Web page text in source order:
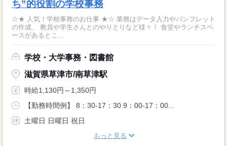
ち”的役割の学校事務
☆★ 人気！学校事務のお仕事 ★☆ 業務はデータ入力やパンフレット
の作成、 教員や学生さんとのやりとりなど様々！ 食堂やランチスペ
ースがあるとこ...
学校・大学事務・図書館
滋賀県草津市/南草津駅
時給1,130円～1,350円
【勤務時間例】 8：30-17：30 9：00-17：00...
土曜日 日曜日 祝日
もっと見る